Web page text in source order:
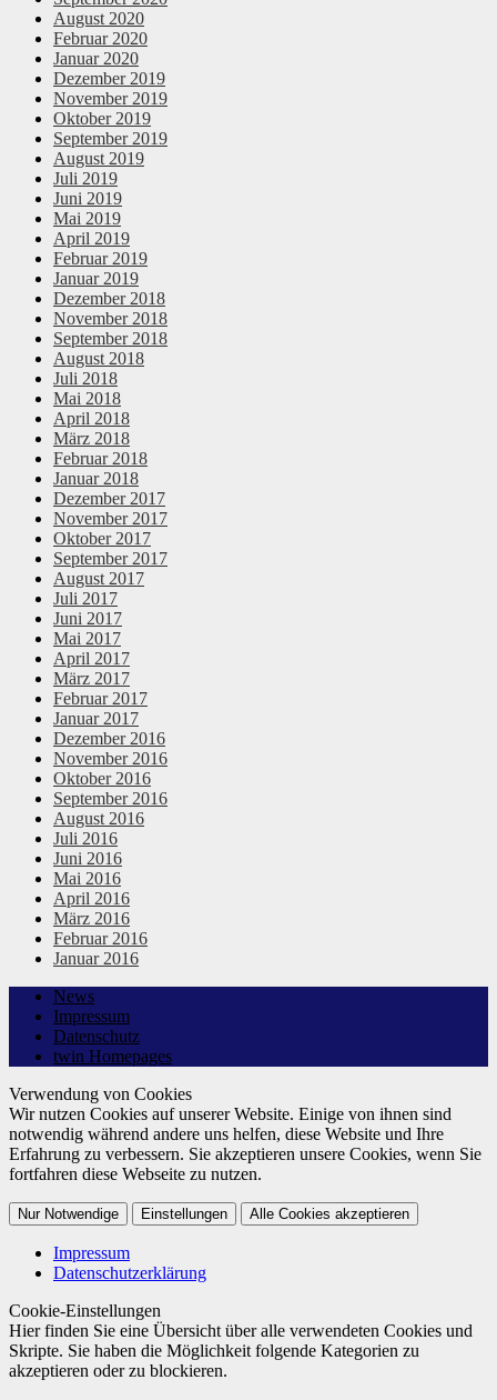
August 2020
Februar 2020
Januar 2020
Dezember 2019
November 2019
Oktober 2019
September 2019
August 2019
Juli 2019
Juni 2019
Mai 2019
April 2019
Februar 2019
Januar 2019
Dezember 2018
November 2018
September 2018
August 2018
Juli 2018
Mai 2018
April 2018
März 2018
Februar 2018
Januar 2018
Dezember 2017
November 2017
Oktober 2017
September 2017
August 2017
Juli 2017
Juni 2017
Mai 2017
April 2017
März 2017
Februar 2017
Januar 2017
Dezember 2016
November 2016
Oktober 2016
September 2016
August 2016
Juli 2016
Juni 2016
Mai 2016
April 2016
März 2016
Februar 2016
Januar 2016
News
Impressum
Datenschutz
twin Homepages
Verwendung von Cookies
Wir nutzen Cookies auf unserer Website. Einige von ihnen sind
notwendig während andere uns helfen, diese Website und Ihre
Erfahrung zu verbessern. Sie akzeptieren unsere Cookies, wenn Sie
fortfahren diese Webseite zu nutzen.
Nur Notwendige Einstellungen Alle Cookies akzeptieren
Impressum
Datenschutzerklärung
Cookie-Einstellungen
Hier finden Sie eine Übersicht über alle verwendeten Cookies und
Skripte. Sie haben die Möglichkeit folgende Kategorien zu
akzeptieren oder zu blockieren.